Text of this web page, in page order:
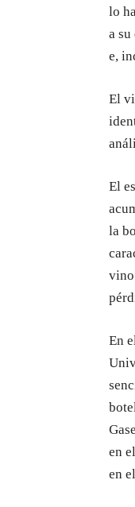
lo
a
e,
El
El
la
En
en
en